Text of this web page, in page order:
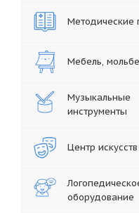
Методические
Мебель,
Музыкальные
инструменты
Центр искусств
оборудование